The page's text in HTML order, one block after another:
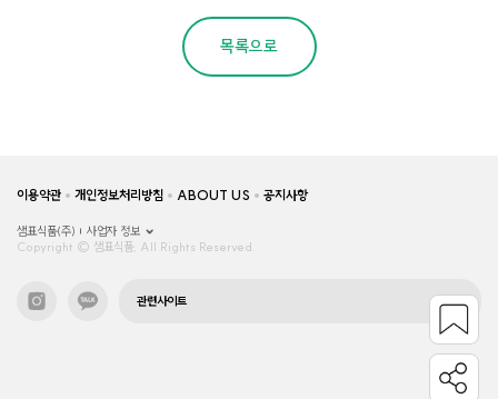
목록으로
이용약관 개인정보처리방침 ABOUT US 공지사항
샘표식품(주)
사업자 정보
Copyright © 샘표식품, All Rights Reserved.
관련사이트